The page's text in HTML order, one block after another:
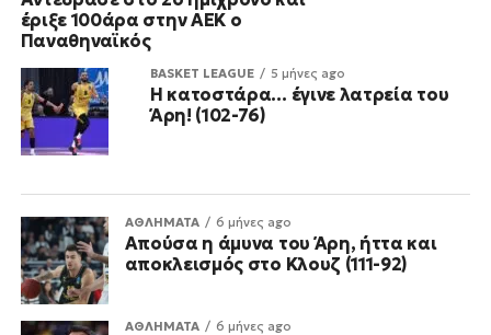
έριξε 100άρα στην ΑΕΚ ο
Παναθηναϊκός
BASKET LEAGUE 5 μήνες ago
Η κατοστάρα… έγινε λατρεία του
Άρη! (102-76)
ΑΘΛΗΜΑΤΑ 6 μήνες ago
Απούσα η άμυνα του Άρη, ήττα και
αποκλεισμός στο Κλουζ (111-92)
ΑΘΛΗΜΑΤΑ 6 μήνες ago